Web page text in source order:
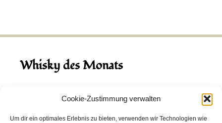
Cookie-Zustimmung verwalten
Um dir ein optimales Erlebnis zu bieten, verwenden wir Technologien wie
Whisky des Monats
August 2026
Hinch Double Wood